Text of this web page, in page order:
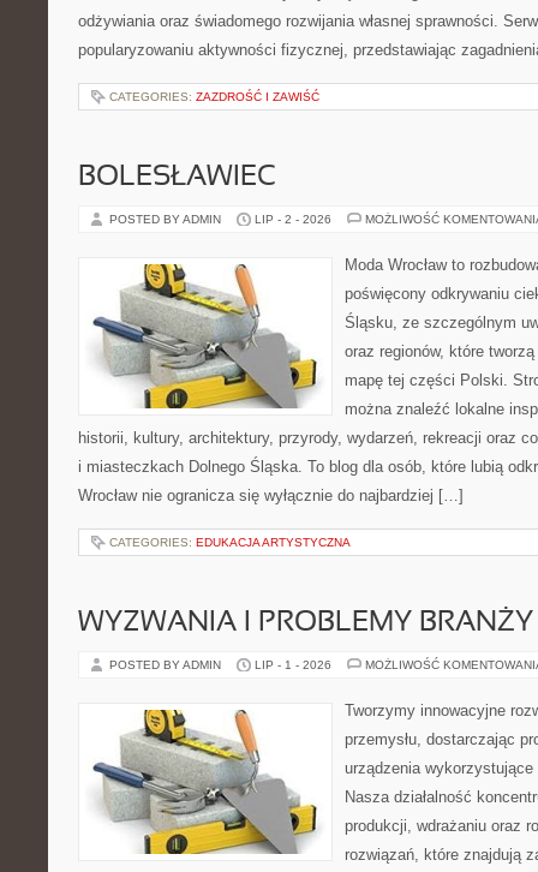
odżywiania oraz świadomego rozwijania własnej sprawności.
popularyzowaniu aktywności fizycznej, przedstawiając
CATEGORIES: ZAZDROŚĆ I ZAWIŚĆ
BOLESŁAWIEC
POSTED BY ADMIN LIP - 2 - 2026 MOŻLIWOŚĆ
Moda Wrocław to
poświęcony odkrywaniu
Śląsku, ze szczególnym
oraz regionów, które
mapę tej części Polski.
można znaleźć lokalne
historii, kultury, architektury, przyrody, wydarzeń, rekreacji oraz
i miasteczkach Dolnego Śląska. To blog dla osób, które lubią
Wrocław nie ogranicza się wyłącznie do najbardziej […]
CATEGORIES: EDUKACJA ARTYSTYCZNA
WYZWANIA I PROBLEMY BRANŻY
POSTED BY ADMIN LIP - 1 - 2026 MOŻLIWOŚĆ
Tworzymy innowacyjne
przemysłu, dostarczając
urządzenia
Nasza działalność
produkcji, wdrażaniu oraz
rozwiązań, które znajdują